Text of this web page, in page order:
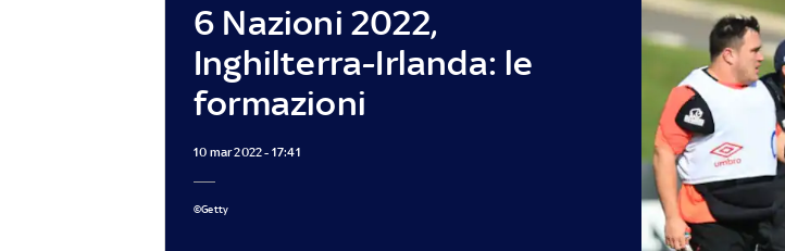
6 Nazioni 2022,
Inghilterra-Irlanda: le
formazioni
10 mar 2022 - 17:41
©Getty